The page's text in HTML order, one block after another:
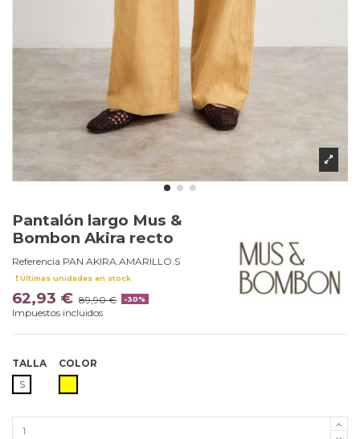
Pantalón largo Mus &
Bombon Akira recto
Referencia PAN AKIRA.AMARILLO.S
Últimas unidades en stock
62,93 € 89,90 € -30%
Impuestos incluidos
TALLA
S
COLOR